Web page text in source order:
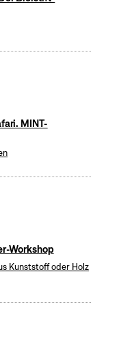
MINT-
Workshop
Kunststoff oder Holz